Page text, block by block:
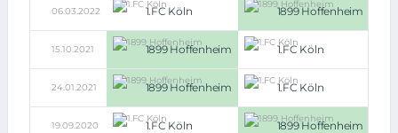
06.03.2022 1.FC Köln 1899 Hoffenheim
15.10.2021 1899 Hoffenheim 1.FC Köln
24.01.2021 1899 Hoffenheim 1.FC Köln
19.09.2020 1.FC Köln 1899 Hoffenheim